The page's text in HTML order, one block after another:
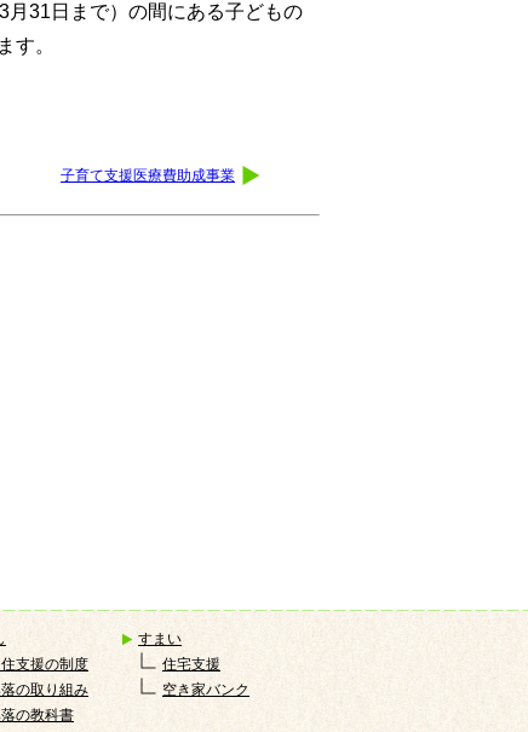
31日まで）の間にある子どもの
す。
子育て支援医療費助成事業
支援の制度
の取り組み
の教科書
すまい
住宅支援
空き家バンク